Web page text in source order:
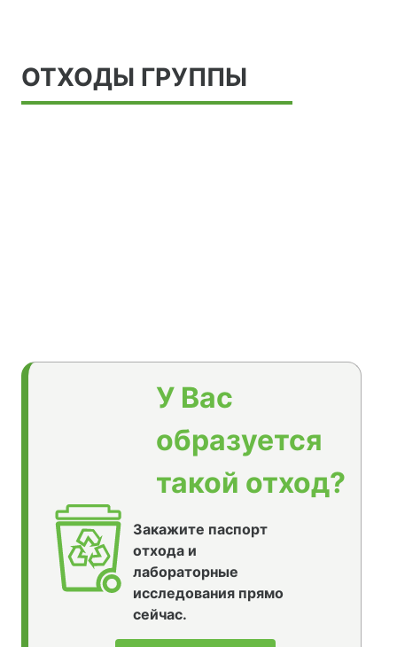
ОТХОДЫ ГРУППЫ
У Вас
образуется
такой отход?
Закажите паспорт
отхода и
лабораторные
исследования прямо
сейчас.